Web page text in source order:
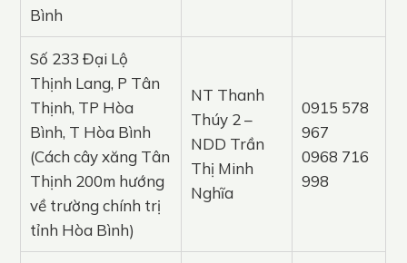
Bình
Số 233 Đại Lộ
Thịnh Lang, P Tân
Thịnh, TP Hòa
Bình, T Hòa Bình
(Cách cây xăng Tân
Thịnh 200m hướng
về trường chính trị
tỉnh Hòa Bình)
NT Thanh
Thúy 2 –
NDD Trần
Thị Minh
Nghĩa
0915 578
967
0968 716
998